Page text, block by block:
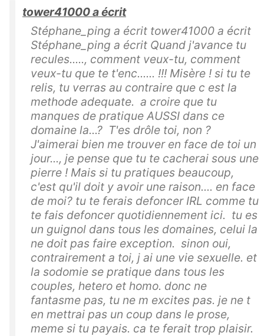
tower41000 a écrit
Stéphane_ping a écrit tower41000 a écrit
Stéphane_ping a écrit Quand j'avance tu
recules....., comment veux-tu, comment
veux-tu que te t'enc...... !!! Misère ! si tu te
relis, tu verras au contraire que c est la
methode adequate. a croire que tu
manques de pratique AUSSI dans ce
domaine la...? T'es drôle toi, non ?
J'aimerai bien me trouver en face de toi un
jour..., je pense que tu te cacherai sous une
pierre ! Mais si tu pratiques beaucoup,
c'est qu'il doit y avoir une raison.... en face
de moi? tu te ferais defoncer IRL comme tu
te fais defoncer quotidiennement ici. tu es
un guignol dans tous les domaines, celui la
ne doit pas faire exception. sinon oui,
contrairement a toi, j ai une vie sexuelle. et
la sodomie se pratique dans tous les
couples, hetero et homo. donc ne
fantasme pas, tu ne m excites pas. je ne t
en mettrai pas un coup dans le prose,
meme si tu payais. ca te ferait trop plaisir.